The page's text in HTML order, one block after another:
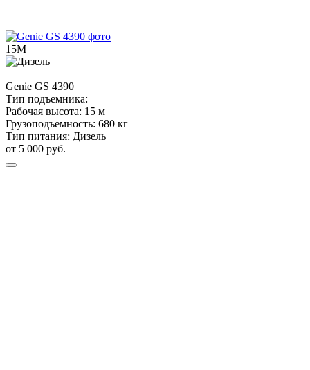
15М
Genie GS 4390
Тип подъемника:
Рабочая высота: 15 м
Грузоподъемность: 680 кг
Тип питания: Дизель
от 5 000 руб.